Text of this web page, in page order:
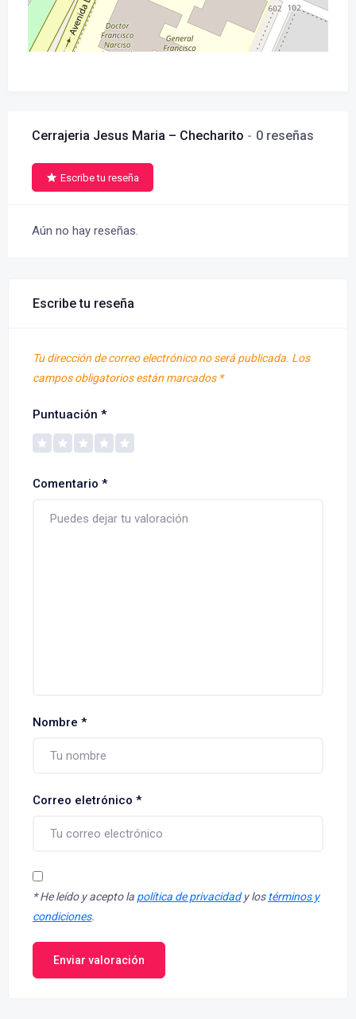
Cerrajeria Jesus Maria – Checharito 0 reseñas
Escribe tu reseña
Aún no hay reseñas.
Escribe tu reseña
Tu dirección de correo electrónico no será publicada. Los
campos obligatorios están marcados *
Puntuación *
Comentario *
Nombre *
Correo eletrónico *
*He leído y acepto la política de privacidady lostérminos y
condiciones.
Enviar valoración